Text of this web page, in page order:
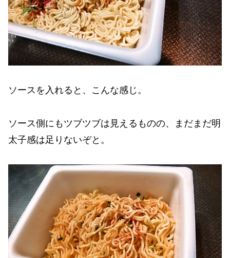
ソースを入れると、こんな感じ。
ソース側にもツブツブは見えるものの、まだまだ明
太子感は足りないぞと。